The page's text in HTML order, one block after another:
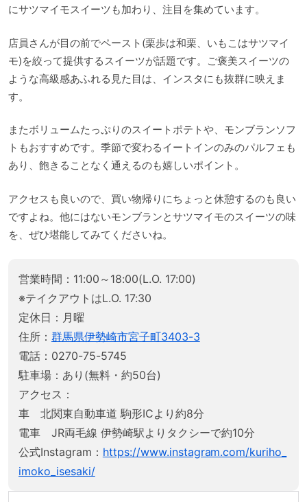
にサツマイモスイーツも加わり、注目を集めています。
店員さんが目の前でペースト(栗歩は和栗、いもこはサツマイ
モ)を絞って提供するスイーツが話題です。ご褒美スイーツの
ような高級感あふれる見た目は、インスタにも抜群に映えま
す。
またボリュームたっぷりのスイートポテトや、モンブランソフ
トもおすすめです。季節で変わるイートインのみのパルフェも
あり、飽きることなく通えるのも嬉しいポイント。
アクセスも良いので、買い物帰りにちょっと休憩するのも良い
ですよね。他にはないモンブランとサツマイモのスイーツの味
を、ぜひ堪能してみてくださいね。
営業時間：11:00～18:00(L.O. 17:00)
※テイクアウトはL.O. 17:30
定休日：月曜
住所： 群馬県伊勢崎市宮子町3403-3
電話：0270-75-5745
駐車場：あり(無料・約50台)
アクセス：
車 北関東自動車道 駒形ICより約8分
電車 JR両毛線 伊勢崎駅よりタクシーで約10分
公式Instagram： https://www.instagram.com/kuriho_
imoko_isesaki/